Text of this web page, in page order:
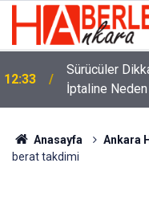
12:33
Sürücüler
İptaline
Anasayfa Ankara
berat takdimi